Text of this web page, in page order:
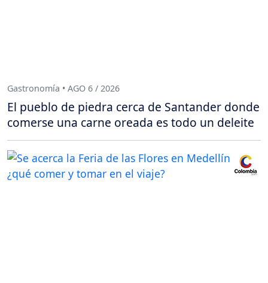
Gastronomía • AGO 6 / 2026
El pueblo de piedra cerca de Santander donde
comerse una carne oreada es todo un deleite